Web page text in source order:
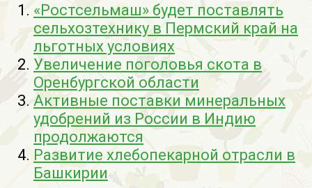
«Ростсельмаш» будет поставлять
сельхозтехнику в Пермский край на
льготных условиях
Увеличение поголовья скота в
Оренбургской области
Активные поставки минеральных
удобрений из России в Индию
продолжаются
Развитие хлебопекарной отрасли в
Башкирии